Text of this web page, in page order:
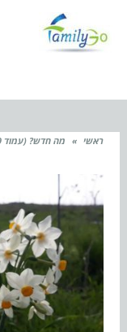
ראשי » מה חדש? (עמוד 9)